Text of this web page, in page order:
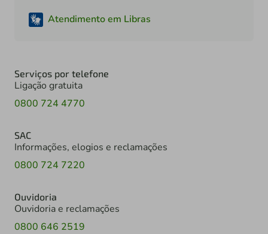
Atendimento em Libras
Serviços por telefone
Ligação gratuita
0800 724 4770
SAC
Informações, elogios e reclamações
0800 724 7220
Ouvidoria
Ouvidoria e reclamações
0800 646 2519